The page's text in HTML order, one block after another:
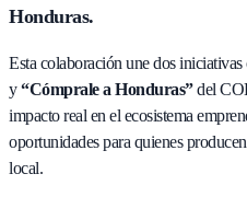
Honduras.
Esta colaboración une dos iniciativas
y“Cómprale a Honduras”del
impacto real en el ecosistema
oportunidades para quienes
local.